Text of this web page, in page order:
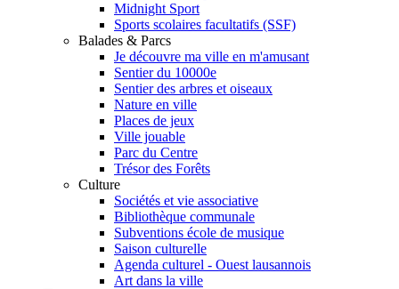
Midnight Sport
Sports scolaires facultatifs (SSF)
Balades & Parcs
Je découvre ma ville en m'amusant
Sentier du 10000e
Sentier des arbres et oiseaux
Nature en ville
Places de jeux
Ville jouable
Parc du Centre
Trésor des Forêts
Culture
Sociétés et vie associative
Bibliothèque communale
Subventions école de musique
Saison culturelle
Agenda culturel - Ouest lausannois
Art dans la ville